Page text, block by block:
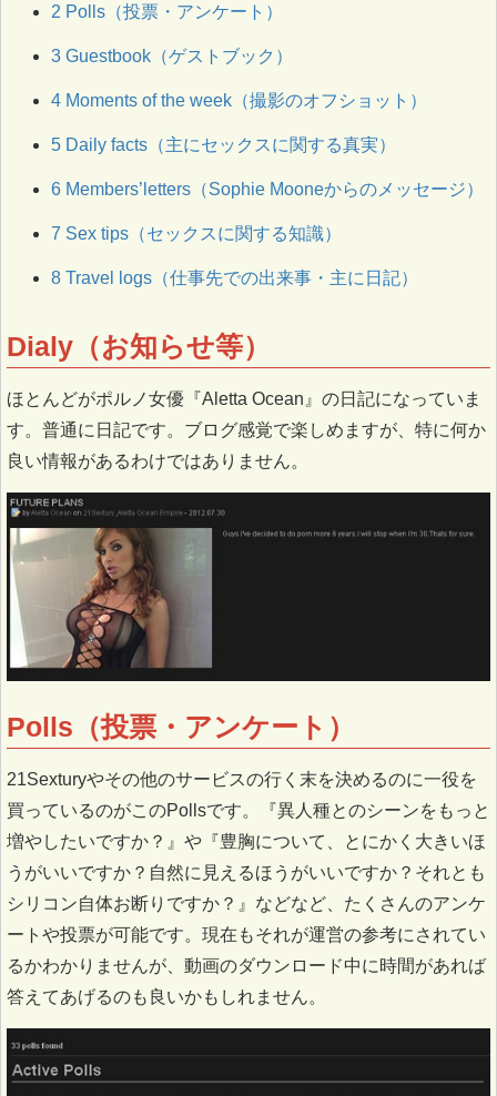
2 Polls（投票・アンケート）
3 Guestbook（ゲストブック）
4 Moments of the week（撮影のオフショット）
5 Daily facts（主にセックスに関する真実）
6 Members’letters（Sophie Mooneからのメッセージ）
7 Sex tips（セックスに関する知識）
8 Travel logs（仕事先での出来事・主に日記）
Dialy（お知らせ等）
ほとんどがポルノ女優『Aletta Ocean』の日記になっていま
す。普通に日記です。ブログ感覚で楽しめますが、特に何か
良い情報があるわけではありません。
Polls（投票・アンケート）
21Sexturyやその他のサービスの行く末を決めるのに一役を
買っているのがこのPollsです。『異人種とのシーンをもっと
増やしたいですか？』や『豊胸について、とにかく大きいほ
うがいいですか？自然に見えるほうがいいですか？それとも
シリコン自体お断りですか？』などなど、たくさんのアンケ
ートや投票が可能です。現在もそれが運営の参考にされてい
るかわかりませんが、動画のダウンロード中に時間があれば
答えてあげるのも良いかもしれません。